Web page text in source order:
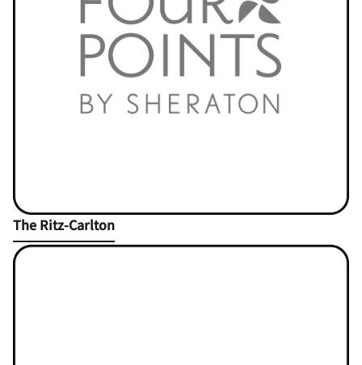
The Ritz-CarltonOpen in New Tab